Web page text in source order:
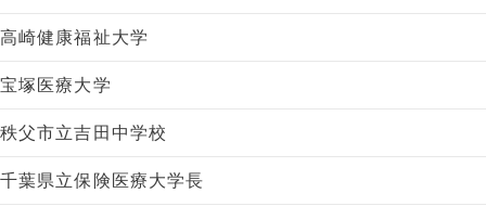
高崎健康福祉大学
宝塚医療大学
秩父市立吉田中学校
千葉県立保険医療大学長